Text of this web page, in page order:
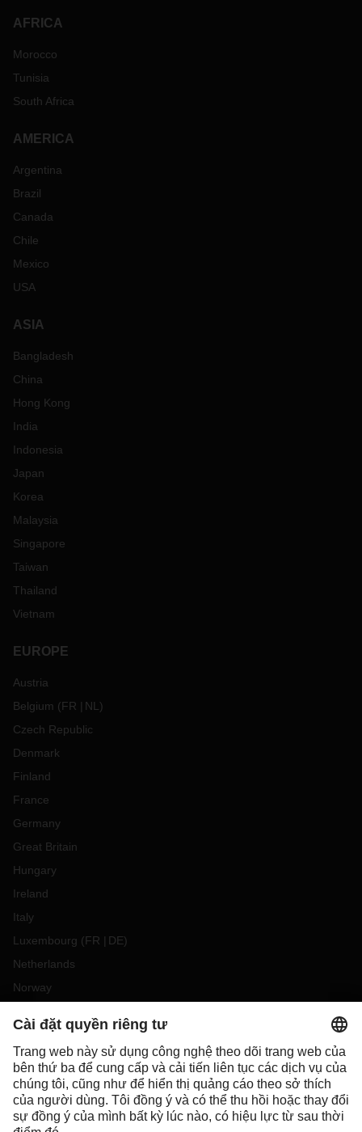
AFRICA
Morocco
Tunisia
South Africa
AMERICA
Argentina
Brazil
Canada
Chile
Mexico
USA
ASIA
Bangladesh
China
Hong Kong
India
Indonesia
Japan
Korea
Malaysia
Singapore
Taiwan
Thailand
Vietnam
EUROPE
Austria
Belgium (FR NL )
Czech Republic
Denmark
Finland
France
Germany
Great Britain
Hungary
Ireland
Italy
Luxembourg (FR DE)
Netherlands
Norway
Portugal
Romania
Slovakia
Spain
Sweden